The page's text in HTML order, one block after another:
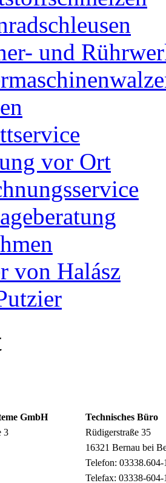
und
vor Ort
von Halász
GmbH
Technisches Büro
3
Rüdigerstraße 35
16321 Bernau bei
Telefon: 03338.604-
Telefax: 03338-604-